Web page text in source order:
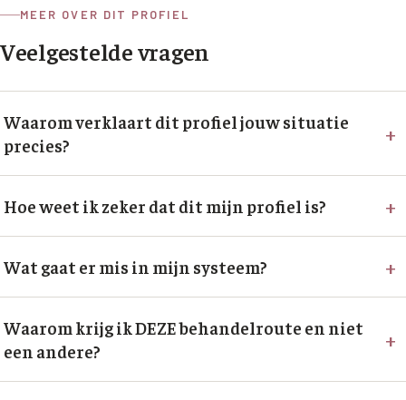
MEER OVER DIT PROFIEL
Veelgestelde vragen
Waarom verklaart dit profiel jouw situatie
precies?
+
Hoe weet ik zeker dat dit mijn profiel is? +
Wat gaat er mis in mijn systeem? +
Waarom krijg ik DEZE behandelroute en niet
een andere?
+